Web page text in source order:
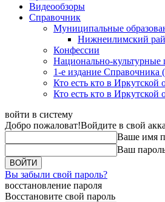
Видеообзоры
Справочник
Муниципальные
Нижнеилимский
Конфессии
Национально-культурные
1-е издание Справочника
Кто есть кто в
Кто есть кто в
войти в систему
Добро пожаловат!Войдите в свой
Ваше имя
Ваш
Вы забыли свой пароль?
восстановление пароля
Восстановите свой пароль